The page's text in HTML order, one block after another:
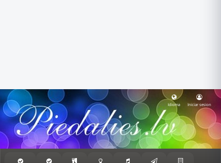
Idioma Iniciar sesion